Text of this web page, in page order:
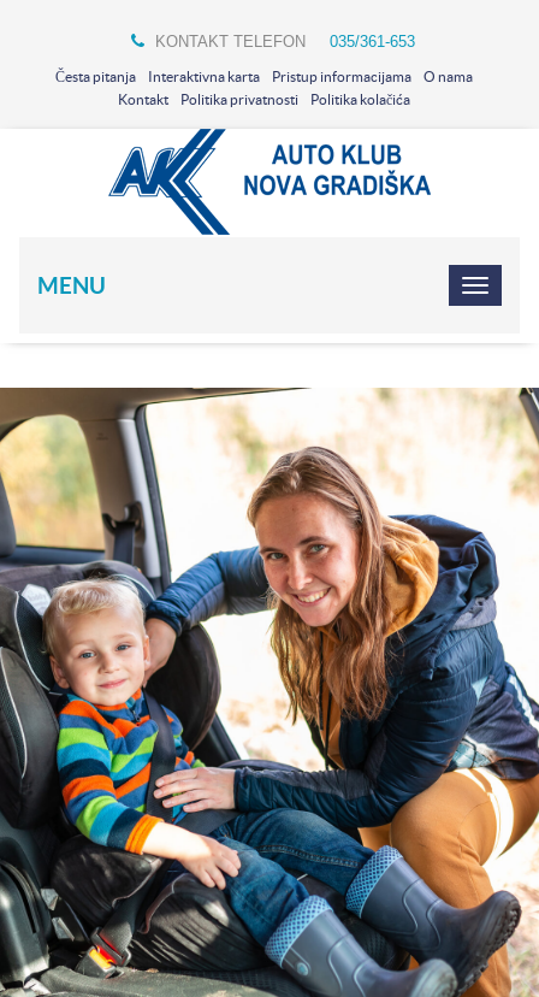
KONTAKT TELEFON 035/361-653
Česta pitanja Interaktivna karta Pristup informacijama
O nama
Kontakt
Politika privatnosti Politika kolačića
MENU